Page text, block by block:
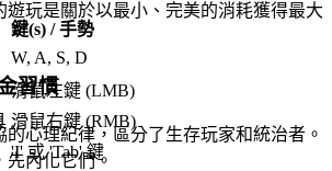
鍵(s) / 手勢
W, A, S, D
滑鼠左鍵 (LMB)
滑鼠右鍵 (RMB)
'I' 或 'Tab' 鍵
遊玩是關於以最小、完美的消耗獲得最大
習慣
心理紀律，區分了生存玩家和統治者。
內化它們。